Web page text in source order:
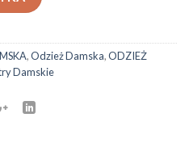
,Odzież Damska,ODZIEŻ
Damskie